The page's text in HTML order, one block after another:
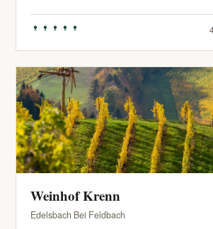
Weinhof Krenn
Edelsbach Bei Feldbach